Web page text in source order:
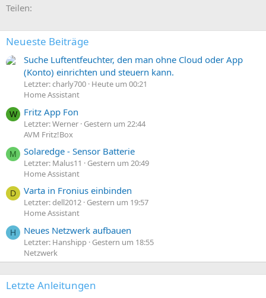
n
Teilen:
Neueste Beiträge
Suche Luftentfeuchter, den man ohne Cloud oder App
(Konto) einrichten und steuern kann.
Letzter: charly700 Heute um 00:21
Home Assistant
W Fritz App Fon
Letzter: Werner Gestern um 22:44
AVM Fritz!Box
M Solaredge - Sensor Batterie
Letzter: Malus11
Gestern um 20:49
Home Assistant
D Varta in Fronius einbinden
Letzter: dell2012 Gestern um 19:57
Home Assistant
H Neues Netzwerk aufbauen
Letzter: Hanshipp Gestern um 18:55
Netzwerk
Letzte Anleitungen